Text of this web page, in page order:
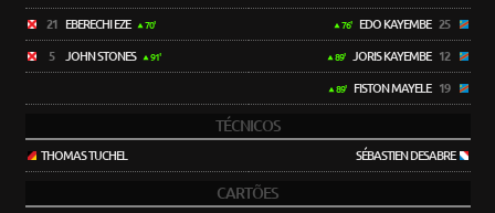
21 EBERECHI EZE 70'
5 JOHN STONES 91'
76' EDO KAYEMBE 25
89' JORIS KAYEMBE 12
89' FISTON MAYELE 19
TÉCNICOS
THOMAS TUCHEL SÉBASTIEN DESABRE
CARTÕES